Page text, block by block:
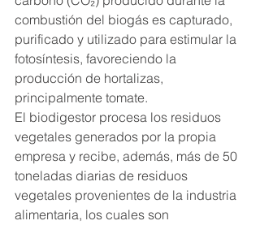
combustión del biogás es capturado,
purificado y utilizado para estimular la
fotosíntesis, favoreciendo la
producción de hortalizas,
principalmente tomate.
El biodigestor procesa los residuos
vegetales generados por la propia
empresa y recibe, además, más de 50
toneladas diarias de residuos
vegetales provenientes de la industria
alimentaria, los cuales son